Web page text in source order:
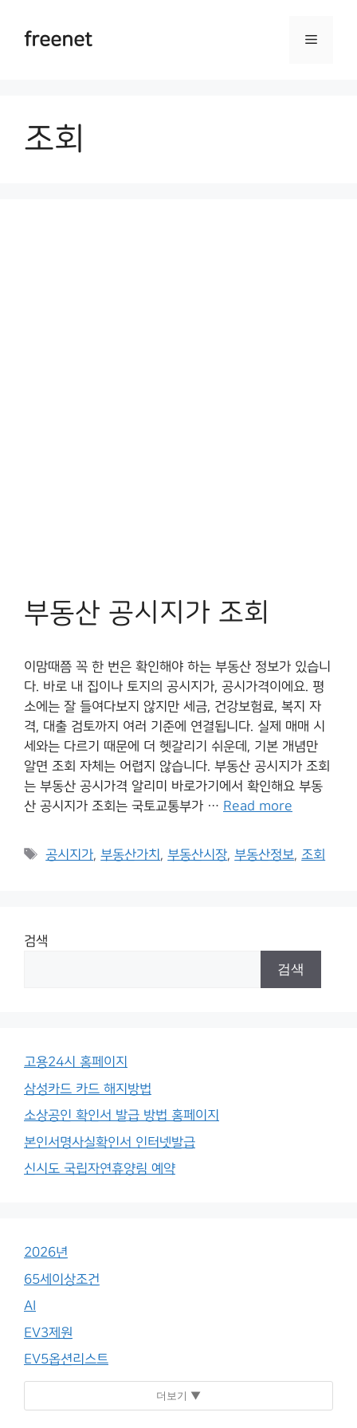
contentfreenet Menu
조회
부동산 공시지가 조회
이맘때쯤 꼭 한 번은 확인해야 하는 부동산 정보가 있습니
다. 바로 내 집이나 토지의 공시지가, 공시가격이에요. 평
소에는 잘 들여다보지 않지만 세금, 건강보험료, 복지 자
격, 대출 검토까지 여러 기준에 연결됩니다. 실제 매매 시
세와는 다르기 때문에 더 헷갈리기 쉬운데, 기본 개념만
알면 조회 자체는 어렵지 않습니다. 부동산 공시지가 조회
는 부동산 공시가격 알리미 바로가기에서 확인해요 부동
산 공시지가 조회는 국토교통부가 … Read more
Tags
공시지가,부동산가치 ,부동산시장,부동산정보,조회
검색
검색
고용24시 홈페이지
삼성카드 카드 해지방법
소상공인 확인서 발급 방법 홈페이지
본인서명사실확인서 인터넷발급
신시도 국립자연휴양림 예약
2026년
65세이상조건
AI
EV3제원
EV5옵션리스트
더보기 ▼